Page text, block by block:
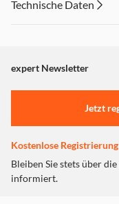
Technische Daten
expert Newsletter
Jetzt
Kostenlose Registrierung
Bleiben Sie stets über
informiert.